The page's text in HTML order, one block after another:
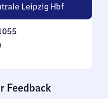
Leipzig Hbf
Feedback